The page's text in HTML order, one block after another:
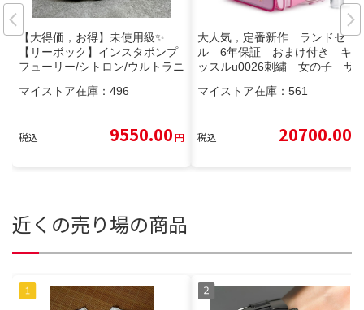
【大得価，お得】未使用級✨
【リーボック】インスタポンプ
フューリー/シトロン/ウルトラニ
マイストア在庫： 496
税込 9550.00円
大人気，定番新作 ランドセ
ル 6年保証 おまけ付き キャ
ッスルu0026刺繍 女の子 サ
クール
マイストア在庫： 561
税込 20700.00
近くの売り場の商品